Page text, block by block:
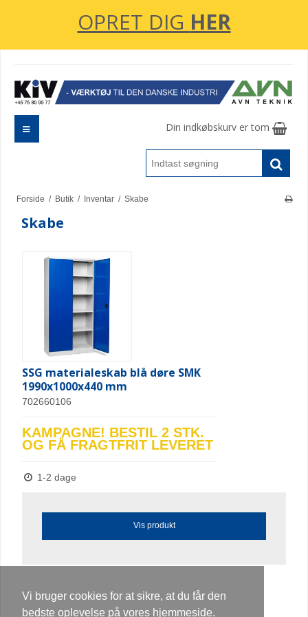
Vi bruger cookies for at sikre, at du får den
bedste oplevelse på vores hjemmeside.
OPRET DIG HER
Din indkøbskurv er tom
Forside / Butik / Inventar / Skabe
Skabe
SSG materialeskab blå døre SMK
1990x1000x440 mm
702660106
KAMPAGNE! BESTIL 2 STK.
OG FÅ FRAGTFRIT LEVERET
1-2 dage
Vis produkt